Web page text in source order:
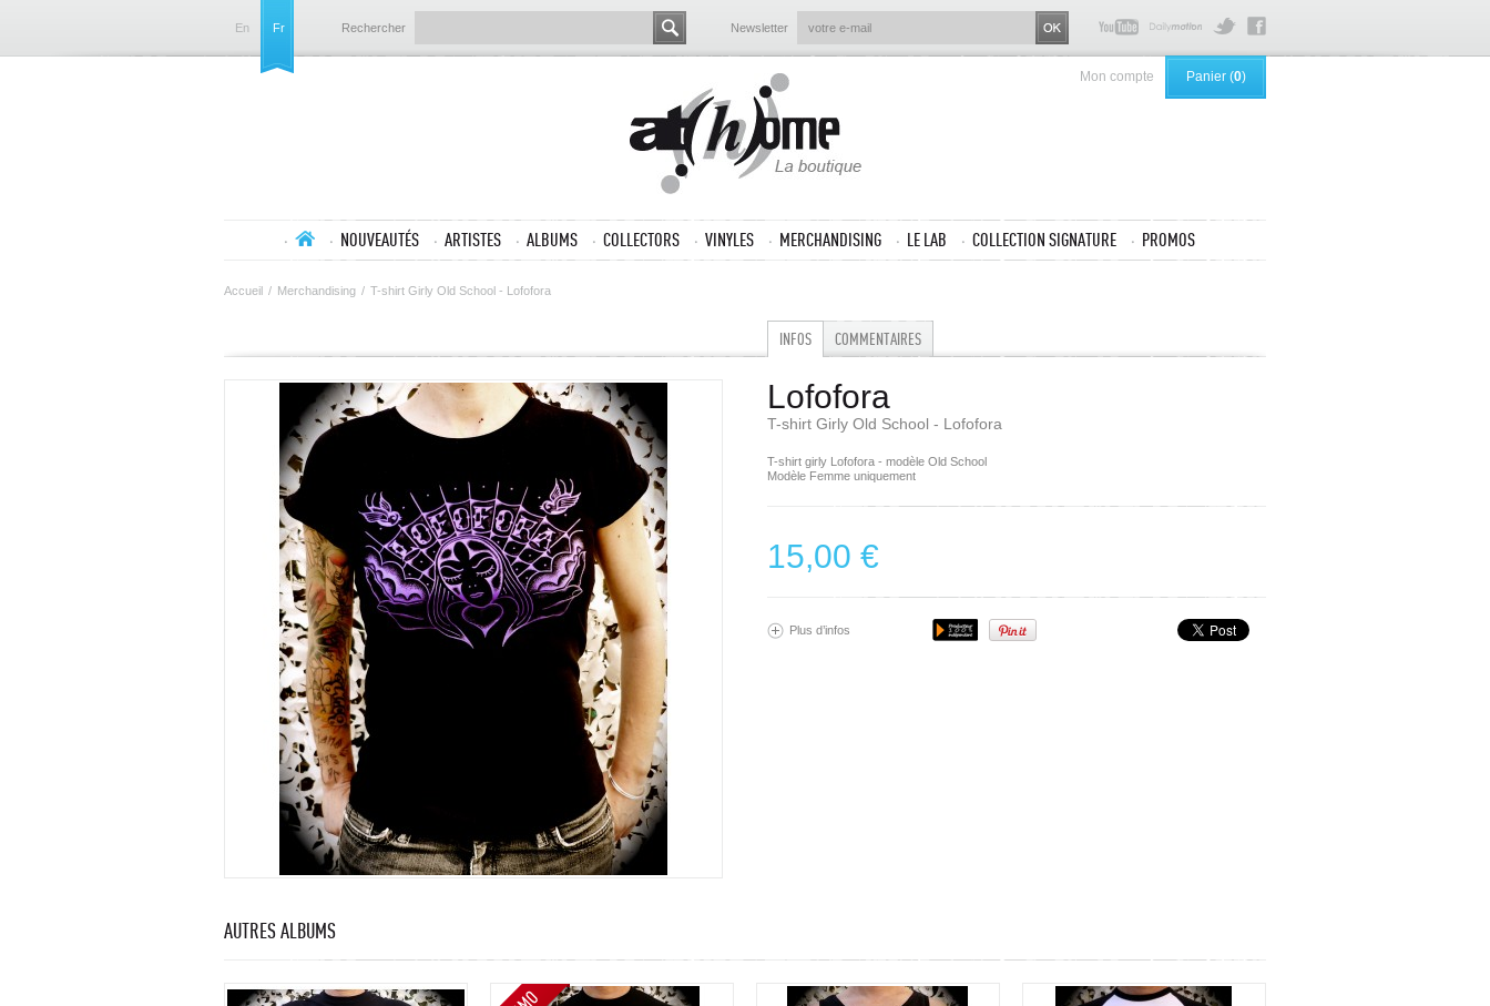
En Fr Rechercher Newsletter
Mon compte Panier (0)
NOUVEAUTÉS ARTISTES ALBUMS COLLECTORS VINYLES MERCHANDISING LE LAB COLLECTION SIGNATURE PROMOS
Accueil / Merchandising / T-shirt Girly Old School - Lofofora
INFOS COMMENTAIRES
Lofofora
T-shirt Girly Old School - Lofofora
T-shirt girly Lofofora - modèle Old School
Modèle Femme uniquement
15,00 €
Plus d’infos
AUTRES ALBUMS